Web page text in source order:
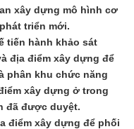
xây dựng mô hình cơ
triển mới.
tiến hành khảo sát
địa điểm xây dựng để
phân khu chức năng
xây dựng ở trong
đã được duyệt.
điểm xây dựng để phối